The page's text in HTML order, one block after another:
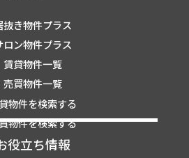
抜き物件プラス
ロン物件プラス
賃貸物件一覧
売買物件一覧
物件を検索する
物件を検索する
役立ち情報